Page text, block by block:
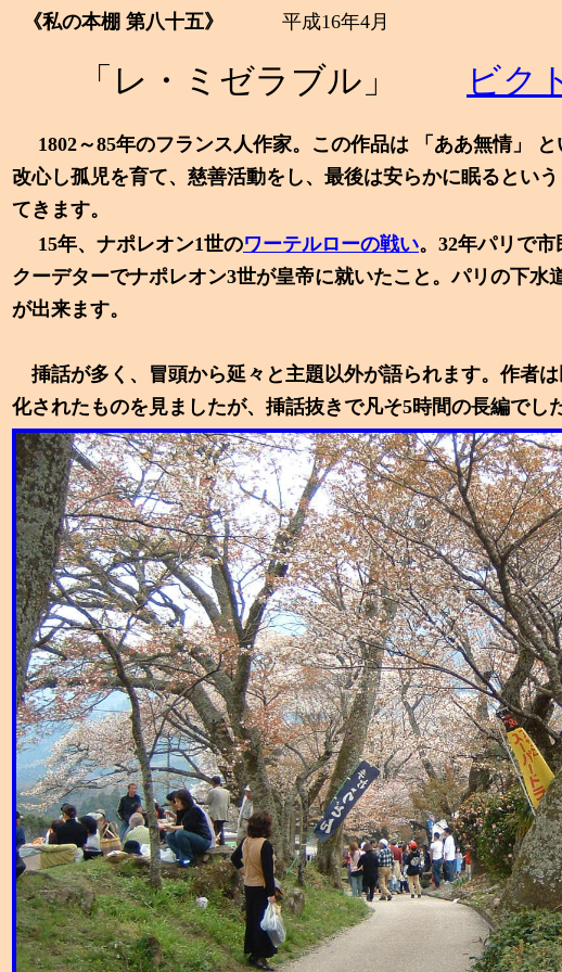
《私の本棚 第八十五》 平成16年4月
「レ・ミゼラブル」 ビク
1802～85年のフランス人作家。この作品は 「ああ無情」
改心し孤児を育て、慈善活動をし、最後は安らかに眠るとい
てきます。
15年、ナポレオン1世のワーテルローの戦い。 32年パリで市
クーデターでナポレオン3世が皇帝に就いたこと。パリの下水
が出来ます。
挿話が多く、冒頭から延々と主題以外が語られます。作者
化されたものを見ましたが、挿話抜きで凡そ5時間の長編でし